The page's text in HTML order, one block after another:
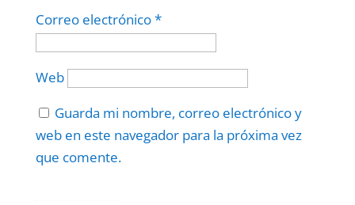
Correo electrónico*
Web
Guarda mi nombre, correo electrónico y
web en este navegador para la próxima vez
que comente.